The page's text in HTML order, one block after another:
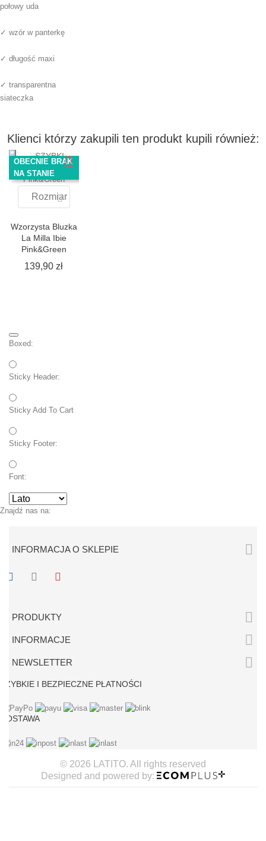
połowy uda
✓ wzór w panterkę
✓ długość maxi
✓ transparentna
siateczka
Klienci którzy zakupili ten produkt kupili również:
SZYBKI
PODGLĄD
OBECNIE BRAK
NA STANIE
Rozmiar
Wzorzysta Bluzka
La Milla Ibie
Pink&Green
139,90 złCena
Boxed:
Sticky Header:
Sticky Add To Cart
Sticky Footer:
Font:
Znajdź nas na:
INFORMACJA O SKLEPIE 
PRODUKTY 
INFORMACJE 
NEWSLETTER 
SZYBKIE I BEZPIECZNE PŁATNOŚCI
DOSTAWA
© 2026 LATITO. All rights reserved
Designed and powered by: